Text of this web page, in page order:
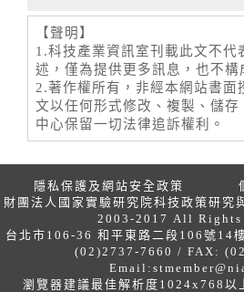
【聲明】
1.科技產業資訊室刊載此文不代
述，僅為提供更多訊息，也不構
2.著作權所有，非經本網站書面
文以任何形式修改、複製、儲存
中心保留一切法律追訴權利。
隱私保護及網站安全政策
財團法人國家實驗研究院科技政策研究
2003-2017 All Rights
台北市106-36 和平東路二段106號14
(02)2737-7660 / FAX:
Email:
瀏覽器建議最佳解析度1024x768